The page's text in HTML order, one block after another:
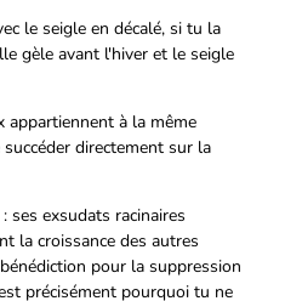
le seigle en décalé, si tu la
gèle avant l'hiver et le seigle
appartiennent à la même
directement sur la
ses exsudats racinaires
la croissance des autres
pour la suppression
précisément pourquoi tu ne